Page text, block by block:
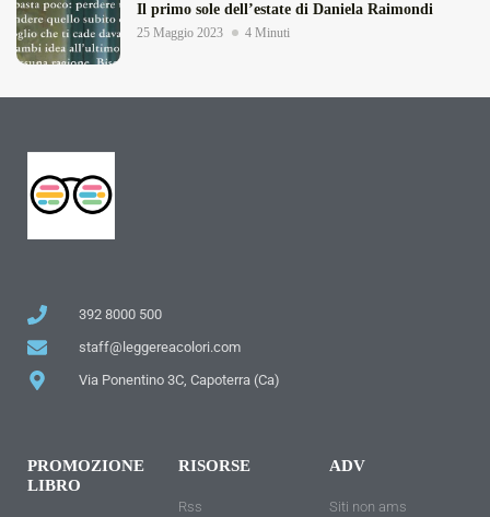
Il primo sole dell’estate di Daniela Raimondi
25 Maggio 2023 4 Minuti
392 8000 500
staff@leggereacolori.com
Via Ponentino 3C, Capoterra (Ca)
PROMOZIONE
LIBRO
RISORSE
Rss
ADV
Siti non ams